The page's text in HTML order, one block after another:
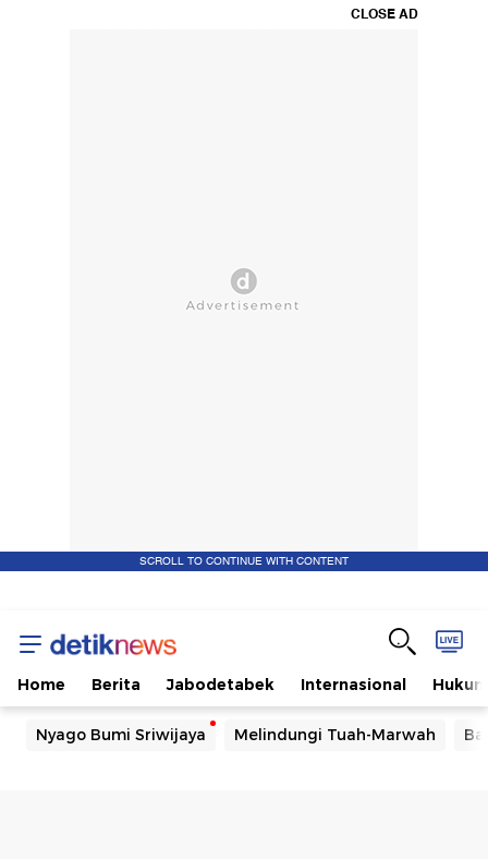
CLOSE AD
SCROLL TO CONTINUE WITH CONTENT
Home Berita Jabodetabek Internasional Hukum
Nyago Bumi Sriwijaya Melindungi Tuah-Marwah